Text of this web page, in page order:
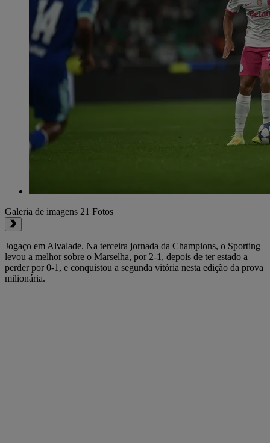
Galeria de imagens 21 Fotos
Jogaço em Alvalade. Na terceira jornada da Champions, o Sporting
levou a melhor sobre o Marselha, por 2-1, depois de ter estado a
perder por 0-1, e conquistou a segunda vitória nesta edição da prova
milionária.